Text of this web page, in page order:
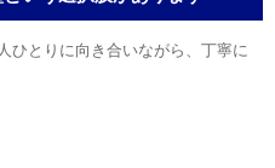
ひとりに向き合いながら、丁寧に